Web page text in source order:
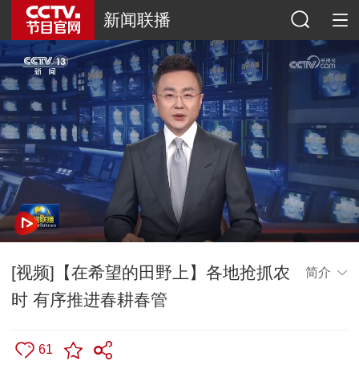
新闻联播
[视频]【在希望的田野上】各地抢抓农
时 有序推进春耕春管
简介
61